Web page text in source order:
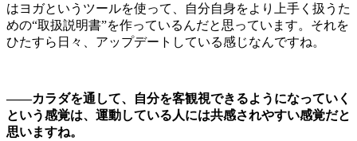
はヨガというツールを使って、自分自身をより上手く扱うた
めの“取扱説明書”を作っているんだと思っています。それを
ひたすら日々、アップデートしている感じなんですね。
――カラダを通して、自分を客観視できるようになっていく
という感覚は、運動している人には共感されやすい感覚だと
思いますね。